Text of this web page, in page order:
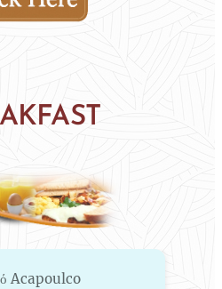
Acapoulco